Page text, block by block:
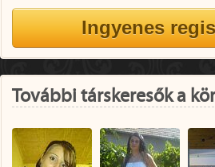
További társkeresők a